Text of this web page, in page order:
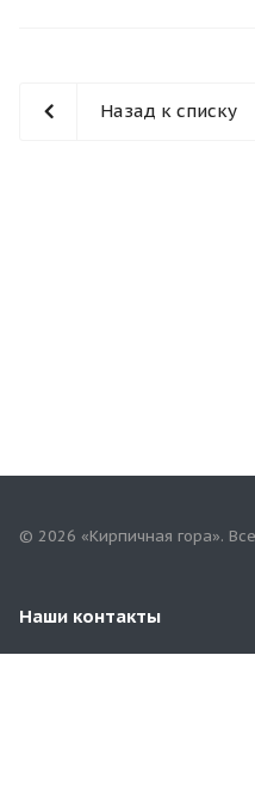
Назад к списку
© 2026 «Кирпичная гора».
Наши контакты
8-987-419-76-92